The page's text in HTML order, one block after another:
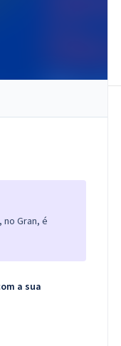
Gran, é
a sua